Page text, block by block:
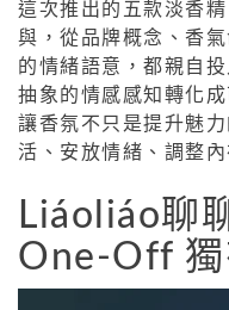
這次推出的五款淡香
與，從品牌概念、香
的情緒語意，都親自
抽象的情感感知轉化
讓香氛不只是提升魅
活、安放情緒、調整
Liáoliáo聊
One-Off 獨